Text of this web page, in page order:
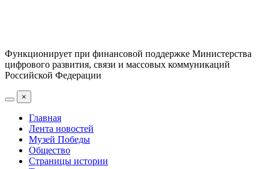
Функционирует при финансовой поддержке Министерства
цифрового развития, связи и массовых коммуникаций
Российской Федерации
×
Главная
Лента новостей
Музей Победы
Общество
Страницы истории